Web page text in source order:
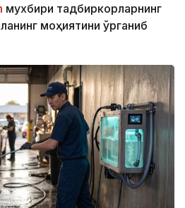
мухбири тадбиркорларнинг
моҳиятини ўрганиб